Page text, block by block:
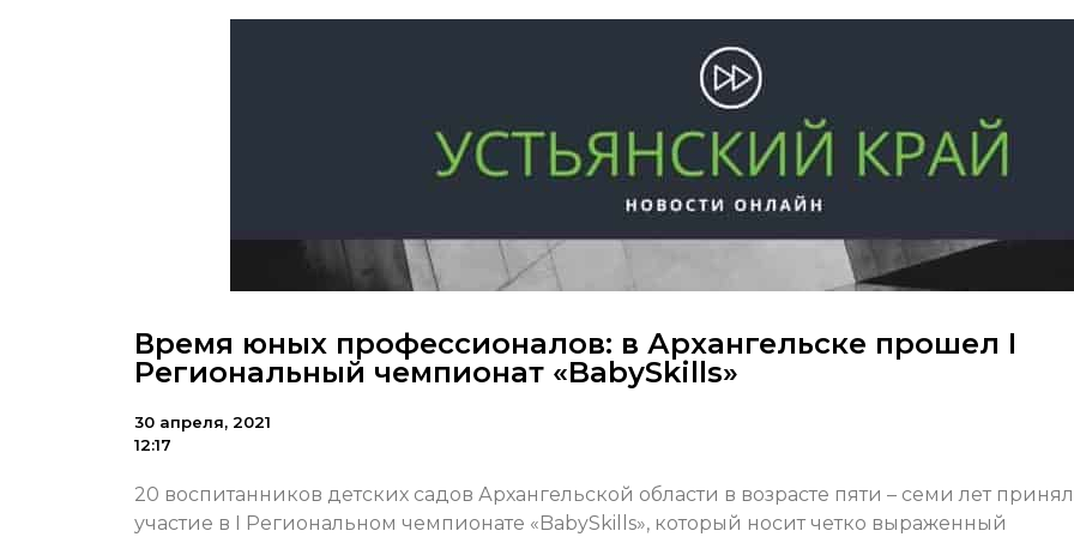
Время юных профессионалов: в Архангельске прошел I
Региональный чемпионат «BabySkills»
30 апреля, 2021
12:17
20 воспитанников детских садов Архангельской области в возрасте пяти – семи лет
участие в I Региональном чемпионате «BabySkills», который носит четко выраженный